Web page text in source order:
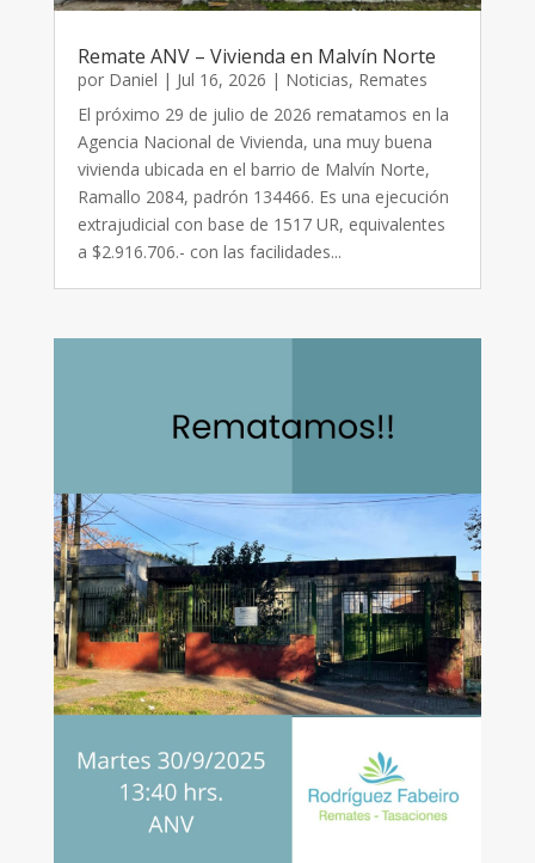
Remate ANV – Vivienda en Malvín Norte
por Daniel | Jul 16, 2026 | Noticias, Remates
El próximo 29 de julio de 2026 rematamos en la
Agencia Nacional de Vivienda, una muy buena
vivienda ubicada en el barrio de Malvín Norte,
Ramallo 2084, padrón 134466. Es una ejecución
extrajudicial con base de 1517 UR, equivalentes
a $2.916.706.- con las facilidades...